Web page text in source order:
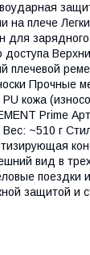
на плече
для
Прочные
кожа
Prime
~510 г
вид в
поездки
защитой и